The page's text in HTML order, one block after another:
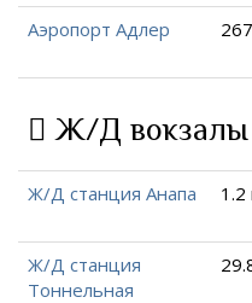
Аэропорт Адлер
Ж/Д вокзалы
Ж/Д станция Анапа 1.2
Ж/Д станция
Тоннельная